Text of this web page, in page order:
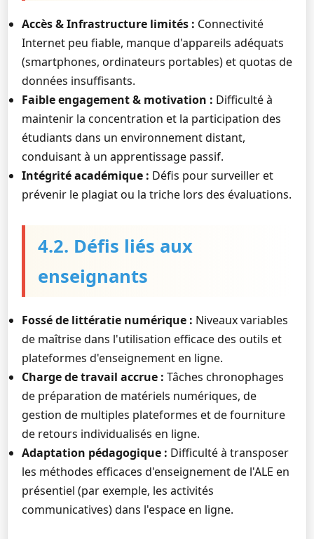
Accès & Infrastructure limités : Connectivité
Internet peu fiable, manque d'appareils adéquats
(smartphones, ordinateurs portables) et quotas de
données insuffisants.
Faible engagement & motivation : Difficulté à
maintenir la concentration et la participation des
étudiants dans un environnement distant,
conduisant à un apprentissage passif.
Intégrité académique : Défis pour surveiller et
prévenir le plagiat ou la triche lors des évaluations.
4.2. Défis liés aux
enseignants
Fossé de littératie numérique : Niveaux variables
de maîtrise dans l'utilisation efficace des outils et
plateformes d'enseignement en ligne.
Charge de travail accrue : Tâches chronophages
de préparation de matériels numériques, de
gestion de multiples plateformes et de fourniture
de retours individualisés en ligne.
Adaptation pédagogique : Difficulté à transposer
les méthodes efficaces d'enseignement de l'ALE en
présentiel (par exemple, les activités
communicatives) dans l'espace en ligne.